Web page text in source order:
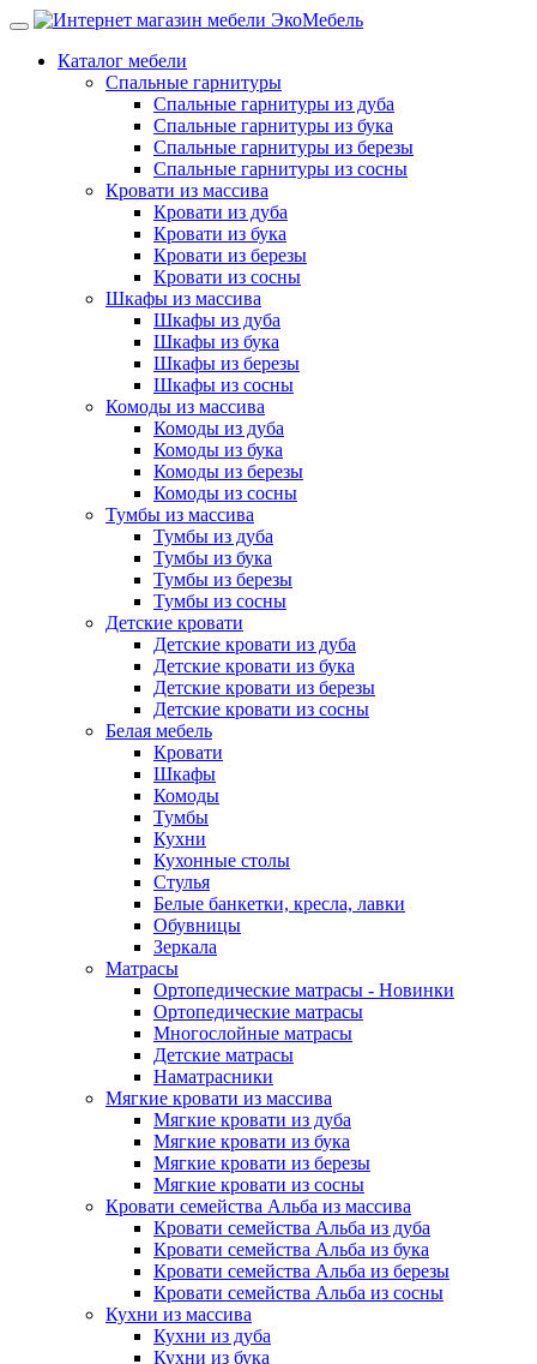
Каталог мебели
Спальные гарнитуры
Спальные гарнитуры из дуба
Спальные гарнитуры из бука
Спальные гарнитуры из березы
Спальные гарнитуры из сосны
Кровати из массива
Кровати из дуба
Кровати из бука
Кровати из березы
Кровати из сосны
Шкафы из массива
Шкафы из дуба
Шкафы из бука
Шкафы из березы
Шкафы из сосны
Комоды из массива
Комоды из дуба
Комоды из бука
Комоды из березы
Комоды из сосны
Тумбы из массива
Тумбы из дуба
Тумбы из бука
Тумбы из березы
Тумбы из сосны
Детские кровати
Детские кровати из дуба
Детские кровати из бука
Детские кровати из березы
Детские кровати из сосны
Белая мебель
Кровати
Шкафы
Комоды
Тумбы
Кухни
Кухонные столы
Стулья
Белые банкетки, кресла, лавки
Обувницы
Зеркала
Матрасы
Ортопедические матрасы - Новинки
Ортопедические матрасы
Многослойные матрасы
Детские матрасы
Наматрасники
Мягкие кровати из массива
Мягкие кровати из дуба
Мягкие кровати из бука
Мягкие кровати из березы
Мягкие кровати из сосны
Кровати семейства Альба из массива
Кровати семейства Альба из дуба
Кровати семейства Альба из бука
Кровати семейства Альба из березы
Кровати семейства Альба из сосны
Кухни из массива
Кухни из дуба
Кухни из бука